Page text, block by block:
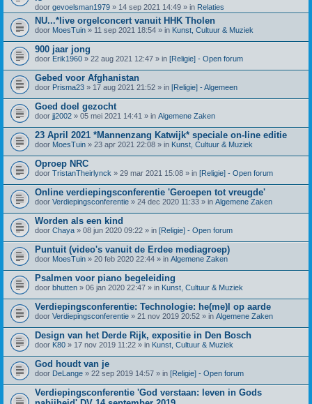
door gevoelsman1979 » 14 sep 2021 14:49 » in Relaties
NU...*live orgelconcert vanuit HHK Tholen
door MoesTuin » 11 sep 2021 18:54 » in Kunst, Cultuur & Muziek
900 jaar jong
door Erik1960 » 22 aug 2021 12:47 » in [Religie] - Open forum
Gebed voor Afghanistan
door Prisma23 » 17 aug 2021 21:52 » in [Religie] - Algemeen
Goed doel gezocht
door jj2002 » 05 mei 2021 14:41 » in Algemene Zaken
23 April 2021 *Mannenzang Katwijk* speciale on-line editie
door MoesTuin » 23 apr 2021 22:08 » in Kunst, Cultuur & Muziek
Oproep NRC
door TristanTheirlynck » 29 mar 2021 15:08 » in [Religie] - Open forum
Online verdiepingsconferentie 'Geroepen tot vreugde'
door Verdiepingsconferentie » 24 dec 2020 11:33 » in Algemene Zaken
Worden als een kind
door Chaya » 08 jun 2020 09:22 » in [Religie] - Open forum
Puntuit (video's vanuit de Erdee mediagroep)
door MoesTuin » 20 feb 2020 22:44 » in Algemene Zaken
Psalmen voor piano begeleiding
door bhutten » 06 jan 2020 22:47 » in Kunst, Cultuur & Muziek
Verdiepingsconferentie: Technologie: he(me)l op aarde
door Verdiepingsconferentie » 21 nov 2019 20:52 » in Algemene Zaken
Design van het Derde Rijk, expositie in Den Bosch
door K80 » 17 nov 2019 11:22 » in Kunst, Cultuur & Muziek
God houdt van je
door DeLange » 22 sep 2019 14:57 » in [Religie] - Open forum
Verdiepingsconferentie 'God verstaan: leven in Gods